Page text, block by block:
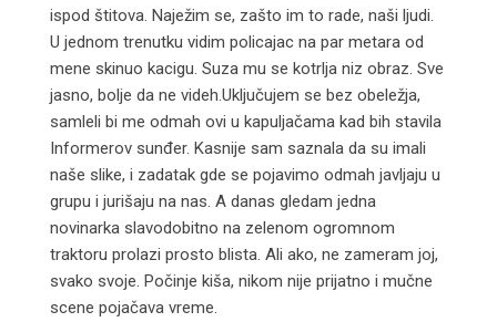
ispod štitova. Naježim se, zašto im to rade, naši ljudi.
U jednom trenutku vidim policajac na par metara od
mene skinuo kacigu. Suza mu se kotrlja niz obraz. Sve
jasno, bolje da ne videh.Uključujem se bez obeležja,
samleli bi me odmah ovi u kapuljačama kad bih stavila
Informerov sunđer. Kasnije sam saznala da su imali
naše slike, i zadatak gde se pojavimo odmah javljaju u
grupu i jurišaju na nas. A danas gledam jedna
novinarka slavodobitno na zelenom ogromnom
traktoru prolazi prosto blista. Ali ako, ne zameram joj,
svako svoje. Počinje kiša, nikom nije prijatno i mučne
scene pojačava vreme.